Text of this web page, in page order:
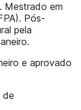
Mestrado em
Pós-
pela
e aprovado
de